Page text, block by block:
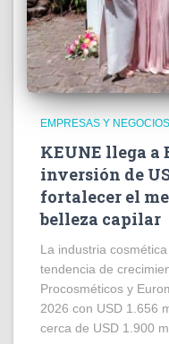
EMPRESAS Y NEGOCIOS
KEUNE llega a
inversión de
fortalecer el
belleza capilar
La industria
tendencia de
Procosméticos y
2026 con USD 1.656
cerca de USD 1.900